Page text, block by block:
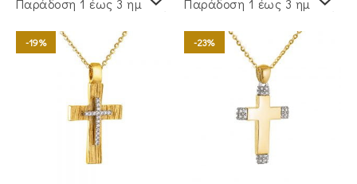
Παράδoση 1 έως 3 ημέρες
-19%
Παράδoση 1 έως 3 ημέρες
-23%